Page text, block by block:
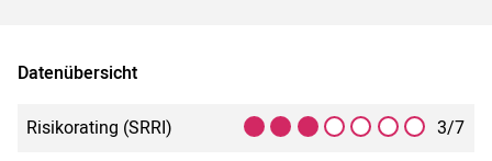
Datenübersicht
Risikorating (SRRI)
3/7